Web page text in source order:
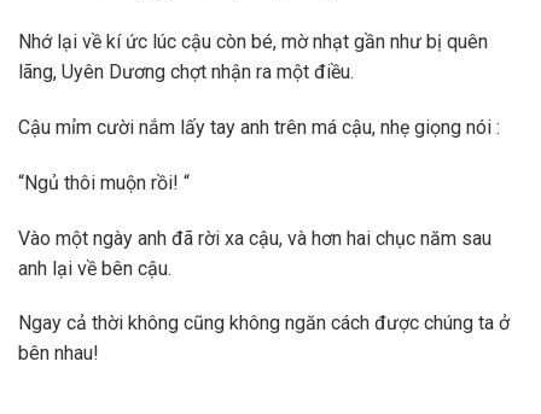
Nhớ lại về kí ức lúc cậu còn bé, mờ nhạt gần như bị quên
lãng, Uyên Dương chợt nhận ra một điều.
Cậu mỉm cười nắm lấy tay anh trên má cậu, nhẹ giọng nói :
“Ngủ thôi muộn rồi! “
Vào một ngày anh đã rời xa cậu, và hơn hai chục năm sau
anh lại về bên cậu.
Ngay cả thời không cũng không ngăn cách được chúng ta ở
bên nhau!